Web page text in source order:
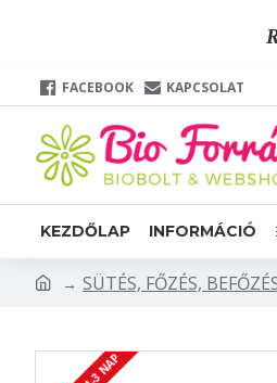
FACEBOOK KAPCSOLAT
KEZDŐLAP INFORMÁCIÓ
SÜTÉS, FŐZÉS,